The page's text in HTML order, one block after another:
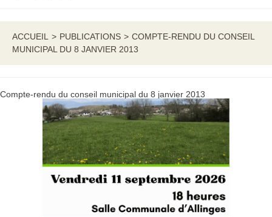
ACCUEIL > PUBLICATIONS > COMPTE-RENDU DU CONSEIL
MUNICIPAL DU 8 JANVIER 2013
Compte-rendu du conseil municipal du 8 janvier 2013